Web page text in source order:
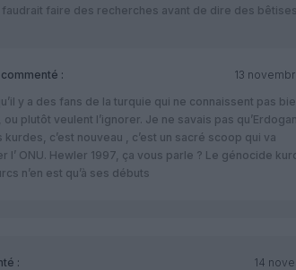
faudrait faire des recherches avant de dire des bêtises.
commenté :
13
y a des fans de la turquie qui ne connaissent pas
ou plutôt veulent l’ignorer. Je ne savais pas qu’Erdogan
kurdes, c’est nouveau , c’est un sacré scoop qui va
l’ ONU. Hewler 1997, ça vous parle ? Le génocide
n’en est qu’à ses débuts
:
14